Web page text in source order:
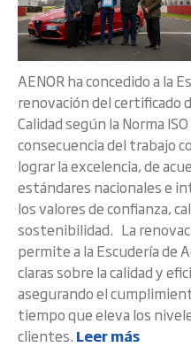
AENOR ha concedido a la
renovación del certificado
Calidad según la Norma
consecuencia del trabajo
lograr la excelencia, de
estándares nacionales e
los valores de confianza,
sostenibilidad. La
permite a la Escudería de
claras sobre la calidad y
asegurando el
tiempo que eleva los
clientes. Leer más